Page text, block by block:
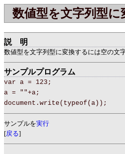
数値型を文字列型
説明
数値型を文字列型に変換するには空の文
サンプルプログラム
var a = 123;
a = ""+a;
document.write(typeof(a));
サンプルを実行
[戻る]